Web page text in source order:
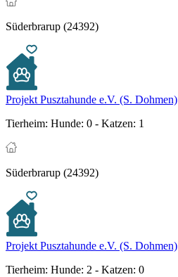
Süderbrarup (24392)
Projekt Pusztahunde e.V. (S. Dohmen)
Tierheim: Hunde: 0 - Katzen: 1
Süderbrarup (24392)
Projekt Pusztahunde e.V. (S. Dohmen)
Tierheim: Hunde: 2 - Katzen: 0